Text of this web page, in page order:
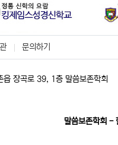
문의하기
읍 장곡로 39, 1층 말씀보존학회
말씀보존학회 -